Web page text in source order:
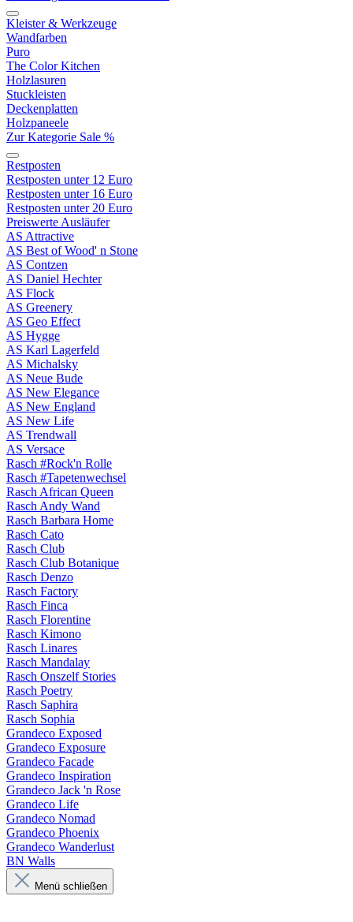
Kleister & Werkzeuge
Wandfarben
Puro
The Color Kitchen
Holzlasuren
Stuckleisten
Deckenplatten
Holzpaneele
Zur Kategorie Sale %
Restposten
Restposten unter 12 Euro
Restposten unter 16 Euro
Restposten unter 20 Euro
Preiswerte Ausläufer
AS Attractive
AS Best of Wood' n Stone
AS Contzen
AS Daniel Hechter
AS Flock
AS Greenery
AS Geo Effect
AS Hygge
AS Karl Lagerfeld
AS Michalsky
AS Neue Bude
AS New Elegance
AS New England
AS New Life
AS Trendwall
AS Versace
Rasch #Rock'n Rolle
Rasch #Tapetenwechsel
Rasch African Queen
Rasch Andy Wand
Rasch Barbara Home
Rasch Cato
Rasch Club
Rasch Club Botanique
Rasch Denzo
Rasch Factory
Rasch Finca
Rasch Florentine
Rasch Kimono
Rasch Linares
Rasch Mandalay
Rasch Onszelf Stories
Rasch Poetry
Rasch Saphira
Rasch Sophia
Grandeco Exposed
Grandeco Exposure
Grandeco Facade
Grandeco Inspiration
Grandeco Jack 'n Rose
Grandeco Life
Grandeco Nomad
Grandeco Phoenix
Grandeco Wanderlust
BN Walls
Menü schließen